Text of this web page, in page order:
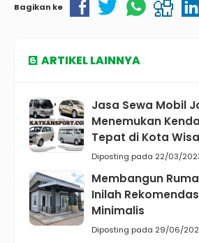
Bagikan ke
ARTIKEL LAINNYA
Jasa Sewa Mobil
Menemukan
Tepat di Kota
Diposting pada 22/03/
Membangun
Inilah
Minimalis
Diposting pada 29/06/